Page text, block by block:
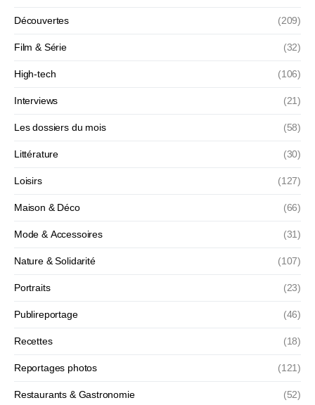
Découvertes (209)
Film & Série (32)
High-tech (106)
Interviews (21)
Les dossiers du mois (58)
Littérature (30)
Loisirs (127)
Maison & Déco (66)
Mode & Accessoires (31)
Nature & Solidarité (107)
Portraits (23)
Publireportage (46)
Recettes (18)
Reportages photos (121)
Restaurants & Gastronomie (52)